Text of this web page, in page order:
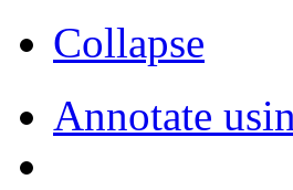
Collapse
Annotate